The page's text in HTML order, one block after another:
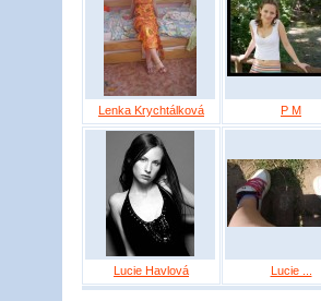
Lenka Krychtálková P M
Lucie Havlová Lucie ...